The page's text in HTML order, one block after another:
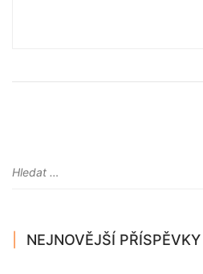
NEJNOVĚJŠÍ PŘÍSPĚVKY